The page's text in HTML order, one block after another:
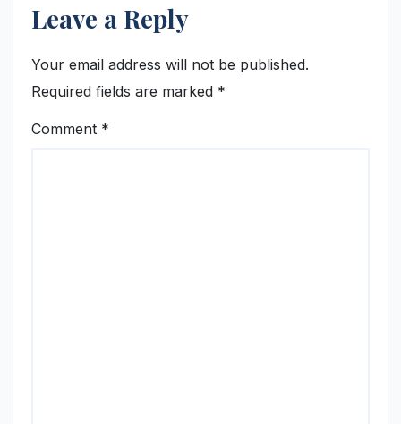
Leave a Reply
Your email address will not be published.
Required fields are marked *
Comment *